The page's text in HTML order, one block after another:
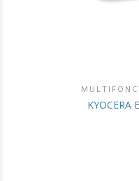
KYOCERA